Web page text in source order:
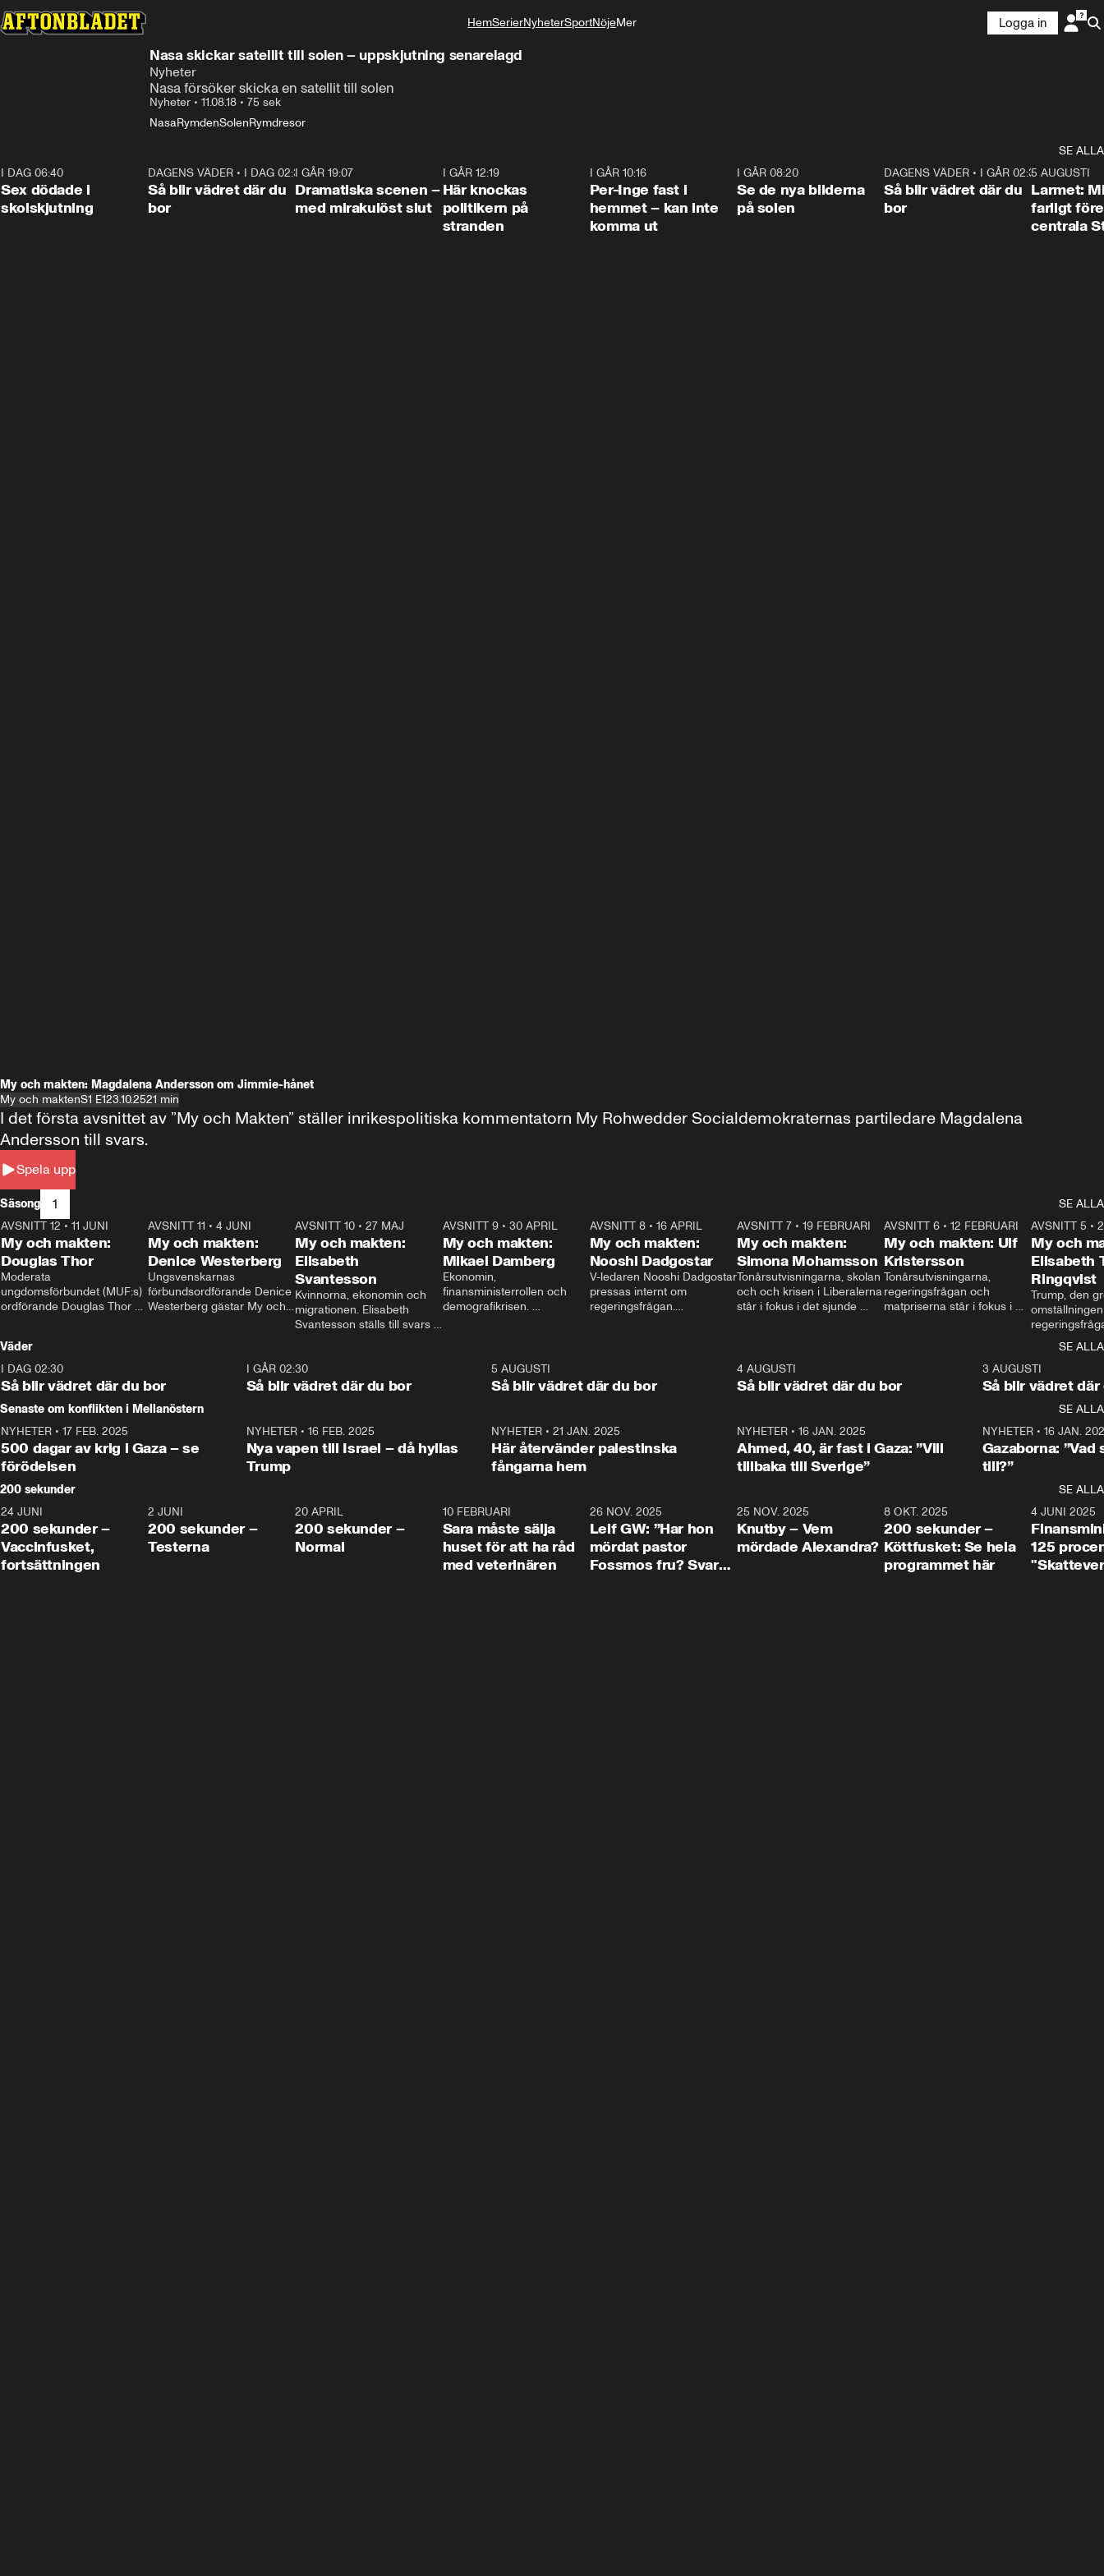
HemSerierNyheterSportNöjeMer
Logga in
Nasa skickar satellit till solen – uppskjutning senarelagd
Nyheter
Nasa försöker skicka en satellit till solen
Nyheter • 11.08.18 • 75 sek
NasaRymdenSolenRymdresor
SE ALLA
I DAG 06:40
Sex dödade i
skolskjutning
1:06
DAGENS VÄDER • I DAG 02:30
Så blir vädret där du
bor
I GÅR 19:07
Dramatiska scenen –
med mirakulöst slut
I GÅR 12:19
Här knockas
politikern på
stranden
I GÅR 10:16
Per-Inge fast i
hemmet – kan inte
komma ut
I GÅR 08:20
Se de nya bilderna
på solen
1:06
DAGENS VÄDER • I GÅR 02:30
Så blir vädret där du
bor
5 AUGUSTI
Larmet:
farligt
centrala
My och makten: Magdalena Andersson om Jimmie-hånet
My och maktenS1 E123.10.2521 min
Spela upp
I det första avsnittet av ”My och Makten” ställer inrikespolitiska kommentatorn My Rohwedder Socialdemokraternas partiledare Magdalena
Andersson till svars.
Säsong 1
SE ALLA
26:27
AVSNITT 12 • 11 JUNI
My och makten:
Douglas Thor
Moderata
ungdomsförbundet (MUF:s)
ordförande Douglas Thor
tonårsutvisningarna och hur
Moderaterna ska locka
väljare till valet i höst.
23:40
AVSNITT 11 •4 JUNI
My och makten:
Denice Westerberg
Ungsvenskarnas
förbundsordförande Denice
Westerberg gästar My och
AVSNITT 10 •27 MAJ
My och makten:
Elisabeth
Svantesson
Kvinnorna, ekonomin och
migrationen. Elisabeth
Svantesson ställs till svars
AVSNITT 9• 30 APRIL
My och makten:
Mikael Damberg
Ekonomin,
finansministerrollen och
demografikrisen.
och Makten.
AVSNITT 8• 16 APRIL
My och makten:
Nooshi Dadgostar
V-ledaren Nooshi Dadgostar
pressas internt om
regeringsfrågan.
– Vi ställer upp i val. Ska vi
vara med så sitter vi förstås
24:30
AVSNITT 7• 19 FEBRUARI
My och makten:
Simona Mohamsson
Tonårsutvisningarna, skolan
och och krisen i Liberalerna
står i fokus i det sjunde
kommentator My
Rohwedder ställer
utbildnings- och
Mohamsson till svars.
27:30
AVSNITT 6 •12 FEBRUARI
My och makten: Ulf
Kristersson
Tonårsutvisningarna,
regeringsfrågan och
matpriserna står i fokus i
Rohwedder ställer
statsminister Ulf Kristersson
AVSNITT 5 •
My och
Elisabeth
Ringqvist
Trump, den
centrum i
avsnittet av
Makten”. Se
Aftonbladets
Rohwedder
Thand Ring
Väder
SE ALLA
I DAG 02:30
Så blir vädret där du bor
1:06
I GÅR 02:30
Så blir vädret där du bor
5 AUGUSTI
Så blir vädret där du bor
4 AUGUSTI
Så blir vädret där du bor
3 AUGUSTI
Så blir vädret där
Senaste om konflikten i Mellanöstern
SE ALLA
NYHETER • 17 FEB. 2025
500 dagar av krig i Gaza – se
förödelsen
NYHETER• 16 FEB. 2025
Nya vapen till Israel – då hyllas
Trump
NYHETER •21 JAN. 2025
Här återvänder palestinska
fångarna hem
NYHETER• 16 JAN. 2025
Ahmed, 40, är fast i Gaza: ”Vill
tillbaka till Sverige”
NYHETER• 16 JAN.
Gazaborna:
till?”
200 sekunder
SE ALLA
5:00
24 JUNI
200 sekunder –
Vaccinfusket,
fortsättningen
4:23
2 JUNI
200 sekunder –
Testerna
20 APRIL
200 sekunder –
Normal
10 FEBRUARI
Sara måste sälja
huset för att ha råd
med veterinären
26 NOV. 2025
Leif GW: ”Har hon
mördat pastor
Fossmos fru? Svar
31:05
25 NOV. 2025
Knutby – Vem
mördade Alexandra?
4:29
8 OKT. 2025
200 sekunder –
Köttfusket: Se hela
programmet här
4 JUNI 2025
125